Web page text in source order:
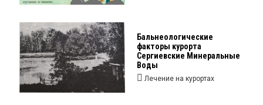
Бальнеологические
факторы курорта
Сергиевские Минеральные
Воды
Лечение на курортах